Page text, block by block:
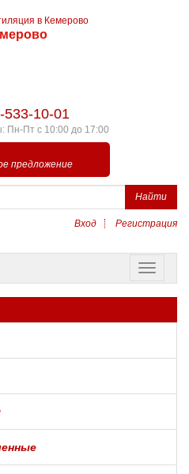
533-10-01
Пн-Пт с 10:00 до 17:00
предложение
Найти
Вход Регистрация